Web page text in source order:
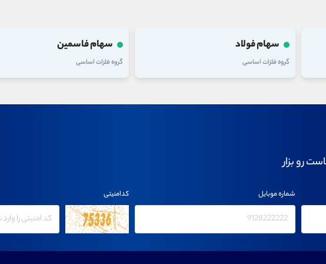
سهام فولاد
گروه فلزات اساسی
سهام فاسمین
گروه فلزات اساسی
رو بزار
شماره موبایل کدامنیتی